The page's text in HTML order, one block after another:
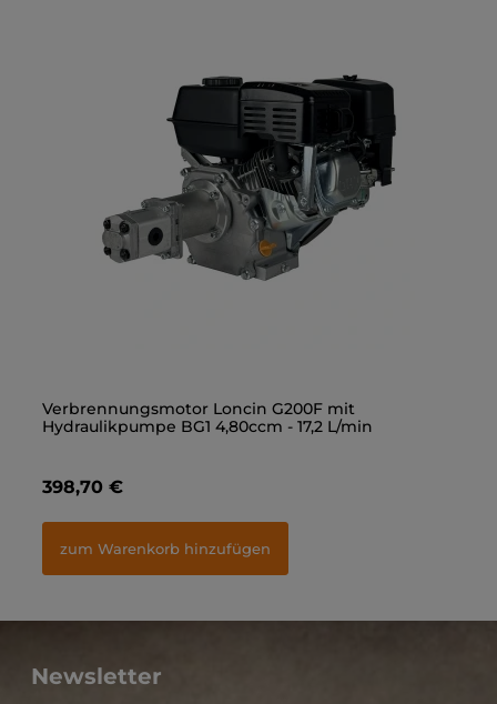
Verbrennungsmotor Loncin G200F mit
Hydraulikpumpe BG1 4,80ccm - 17,2 L/min
398,70 €
zum Warenkorb hinzufügen
Gerade Einschraubverschraubung 3/8" - M18x1,5
1,40 €
zum Warenkorb hinzufügen
Newsletter